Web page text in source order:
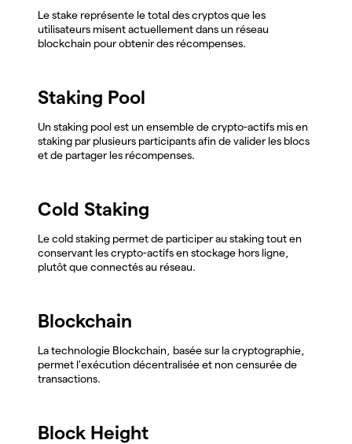
Le stake représente le total des cryptos que les
utilisateurs misent actuellement dans un réseau
blockchain pour obtenir des récompenses.
Staking Pool
Un staking pool est un ensemble de crypto-actifs mis en
staking par plusieurs participants afin de valider les blocs
et de partager les récompenses.
Cold Staking
Le cold staking permet de participer au staking tout en
conservant les crypto-actifs en stockage hors ligne,
plutôt que connectés au réseau.
Blockchain
La technologie Blockchain, basée sur la cryptographie,
permet l'exécution décentralisée et non censurée de
transactions.
Block Height